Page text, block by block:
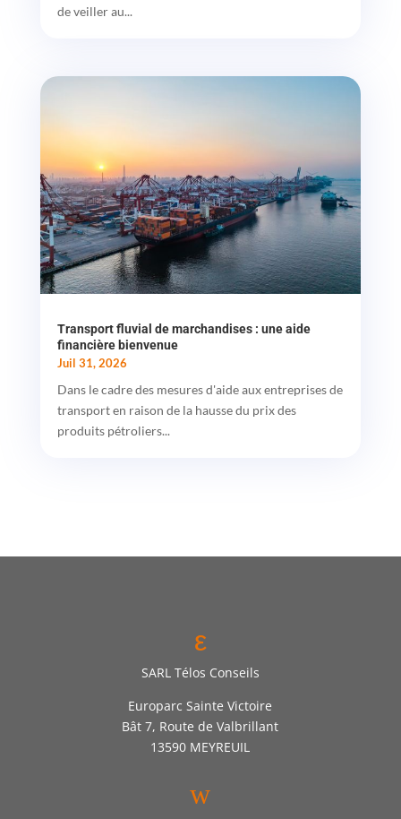
de veiller au...
Transport fluvial de marchandises : une aide
financière bienvenue
Juil 31, 2026
Dans le cadre des mesures d'aide aux entreprises de
transport en raison de la hausse du prix des
produits pétroliers...
ε
SARL Télos Conseils
Europarc Sainte Victoire
Bât 7, Route de Valbrillant
13590 MEYREUIL
w